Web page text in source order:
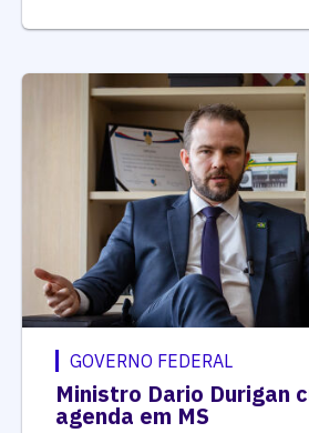
GOVERNO FEDERAL
Ministro Dario Durigan
agenda em MS